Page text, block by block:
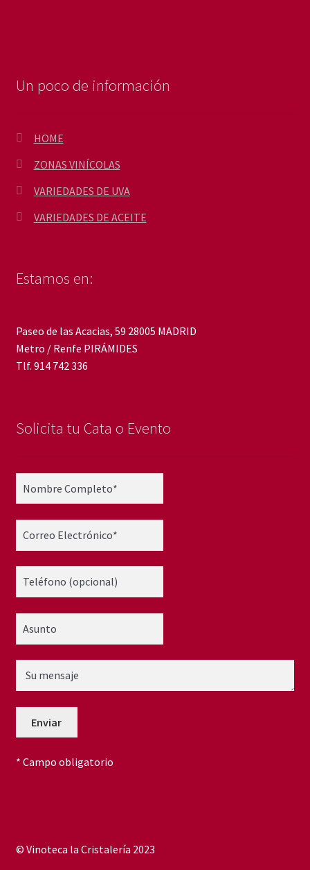
Un poco de información
HOME
ZONAS VINÍCOLAS
VARIEDADES DE UVA
VARIEDADES DE ACEITE
Estamos en:
Paseo de las Acacias, 59 28005 MADRID
Metro / Renfe PIRÁMIDES
Tlf. 914 742 336
Solicita tu Cata o Evento
* Campo obligatorio
© Vinoteca la Cristalería 2023